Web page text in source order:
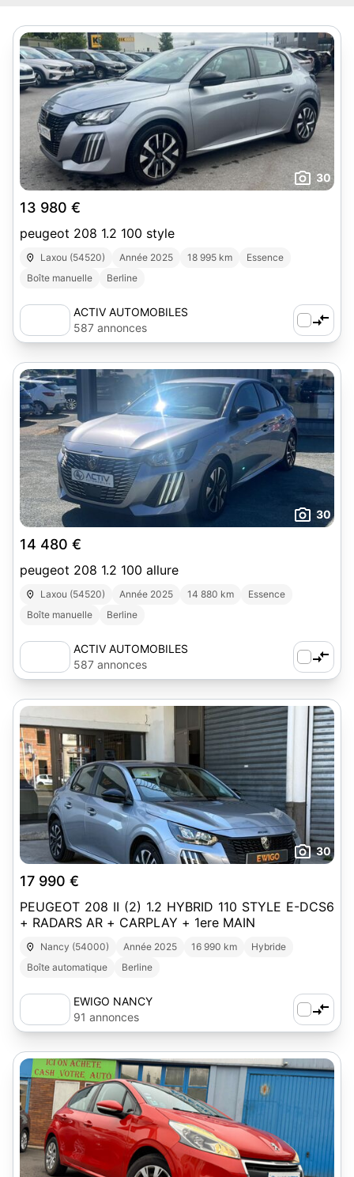
30
13 980 €
peugeot 208 1.2 100 style
Laxou (54520) Année 2025 18 995 km
Essence
Boîte manuelle
Berline
ACTIV AUTOMOBILES
587 annonces
30
14 480 €
peugeot 208 1.2 100 allure
Laxou (54520) Année 2025 14 880 km
Essence
Boîte manuelle
Berline
ACTIV AUTOMOBILES
587 annonces
30
17 990 €
PEUGEOT 208 II (2) 1.2 HYBRID 110 STYLE E-DCS6
+ RADARS AR + CARPLAY + 1ere MAIN
Nancy (54000) Année 2025 16 990 km
Hybride
Boîte automatique
Berline
EWIGO NANCY
91 annonces